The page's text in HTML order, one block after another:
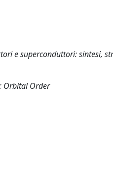
e superconduttori: sintesi,
Orbital Order